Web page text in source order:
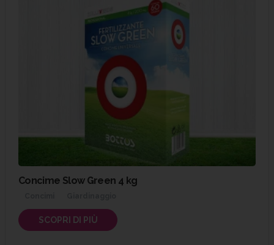
Concime Slow Green 4 kg
SCOPRI DI PIÙ